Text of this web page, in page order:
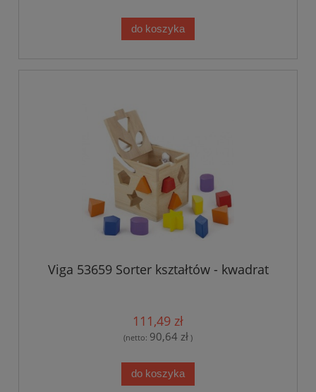
do koszyka
Viga 53659 Sorter kształtów - kwadrat
111,49 zł
(netto: 90,64 zł )
do koszyka